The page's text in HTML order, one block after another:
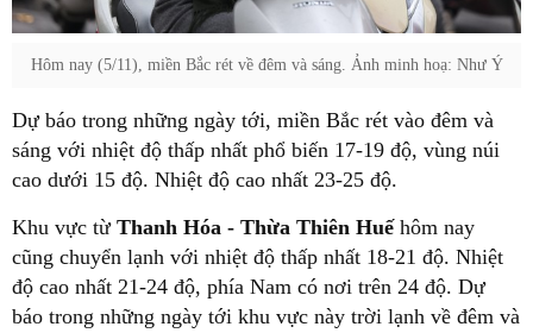
Hôm nay (5/11), miền Bắc rét về đêm và sáng. Ảnh minh hoạ: Như Ý
Dự báo trong những ngày tới, miền Bắc rét vào đêm và
sáng với nhiệt độ thấp nhất phổ biến 17-19 độ, vùng núi
cao dưới 15 độ. Nhiệt độ cao nhất 23-25 độ.
Khu vực từ Thanh Hóa - Thừa Thiên Huế hôm nay
cũng chuyển lạnh với nhiệt độ thấp nhất 18-21 độ. Nhiệt
độ cao nhất 21-24 độ, phía Nam có nơi trên 24 độ. Dự
báo trong những ngày tới khu vực này trời lạnh về đêm và